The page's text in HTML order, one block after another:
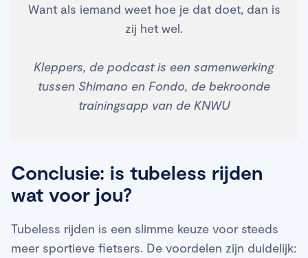
Want als iemand weet hoe je dat doet, dan is
zij het wel.
Kleppers, de podcast is een samenwerking
tussen Shimano en Fondo, de bekroonde
trainingsapp van de KNWU
Conclusie: is tubeless rijden
wat voor jou?
Tubeless rijden is een slimme keuze voor steeds
meer sportieve fietsers. De voordelen zijn duidelijk: